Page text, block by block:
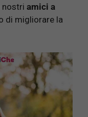
nostri amici a
di migliorare la